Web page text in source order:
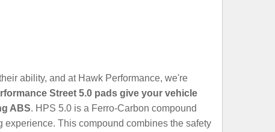
ability, and at Hawk Performance, we're
Street 5.0 pads give your vehicle
ABS. HPS 5.0 is a Ferro-Carbon compound
This compound combines the safety